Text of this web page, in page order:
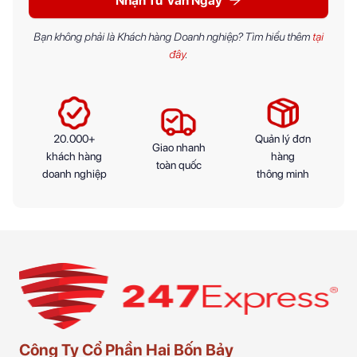
Bạn không phải là Khách hàng Doanh nghiệp? Tìm hiểu thêm tại
đây.
20.000+
khách hàng
doanh nghiệp
Giao nhanh
toàn quốc
Quản lý đơn
hàng
thông minh
Công Ty Cổ Phần Hai Bốn Bảy